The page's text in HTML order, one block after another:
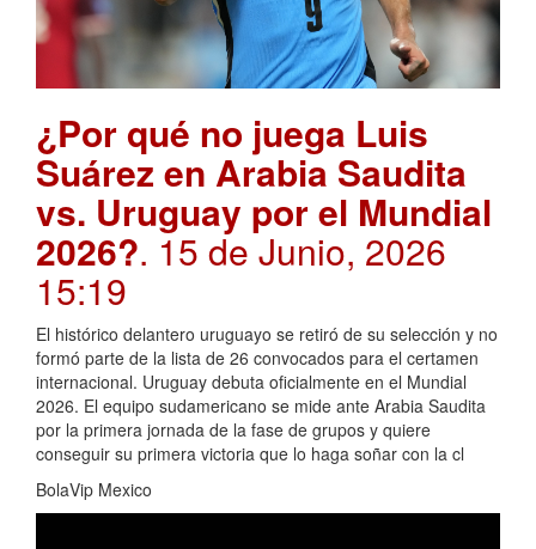
¿Por qué no juega Luis
Suárez en Arabia Saudita
vs. Uruguay por el Mundial
2026?. 15 de Junio, 2026
15:19
El histórico delantero uruguayo se retiró de su selección y no
formó parte de la lista de 26 convocados para el certamen
internacional. Uruguay debuta oficialmente en el Mundial
2026. El equipo sudamericano se mide ante Arabia Saudita
por la primera jornada de la fase de grupos y quiere
conseguir su primera victoria que lo haga soñar con la cl
BolaVip Mexico